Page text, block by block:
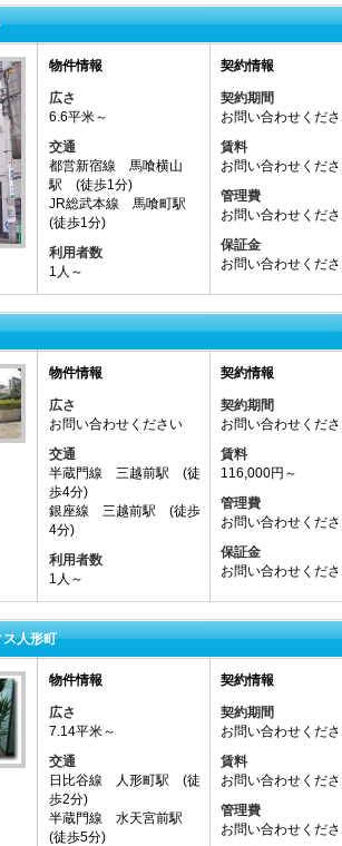
物件情報
広さ
6.6平米～
交通
都営新宿線 馬喰横山
駅 (徒歩1分)
JR総武本線 馬喰町駅
(徒歩1分)
利用者数
1人～
契約情報
契約期間
お問い合わせくだ
賃料
お問い合わせくだ
管理費
お問い合わせくだ
保証金
お問い合わせくだ
物件情報
広さ
お問い合わせください
交通
半蔵門線 三越前駅 (徒
歩4分)
銀座線 三越前駅 (徒歩
4分)
利用者数
1人～
契約情報
契約期間
お問い合わせくだ
賃料
116,000円～
管理費
お問い合わせくだ
保証金
お問い合わせくだ
ス人形町
物件情報
広さ
7.14平米～
交通
日比谷線 人形町駅 (徒
歩2分)
半蔵門線 水天宮前駅
(徒歩5分)
契約情報
契約期間
お問い合わせくだ
賃料
お問い合わせくだ
管理費
お問い合わせくだ